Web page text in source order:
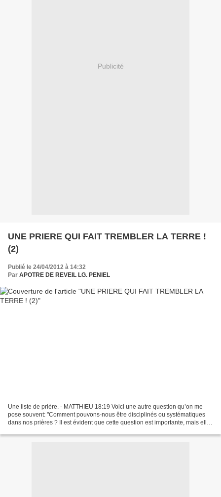
Publicité
UNE PRIERE QUI FAIT TREMBLER LA TERRE !
(2)
Publié le 24/04/2012 à 14:32
Par APOTRE DE REVEIL LG. PENIEL
Une liste de prière. - MATTHIEU 18:19 Voici une autre question qu’on me
pose souvent: "Comment pouvons-nous être disciplinés ou systématiques
dans nos prières ? Il est évident que cette question est importante, mais elle